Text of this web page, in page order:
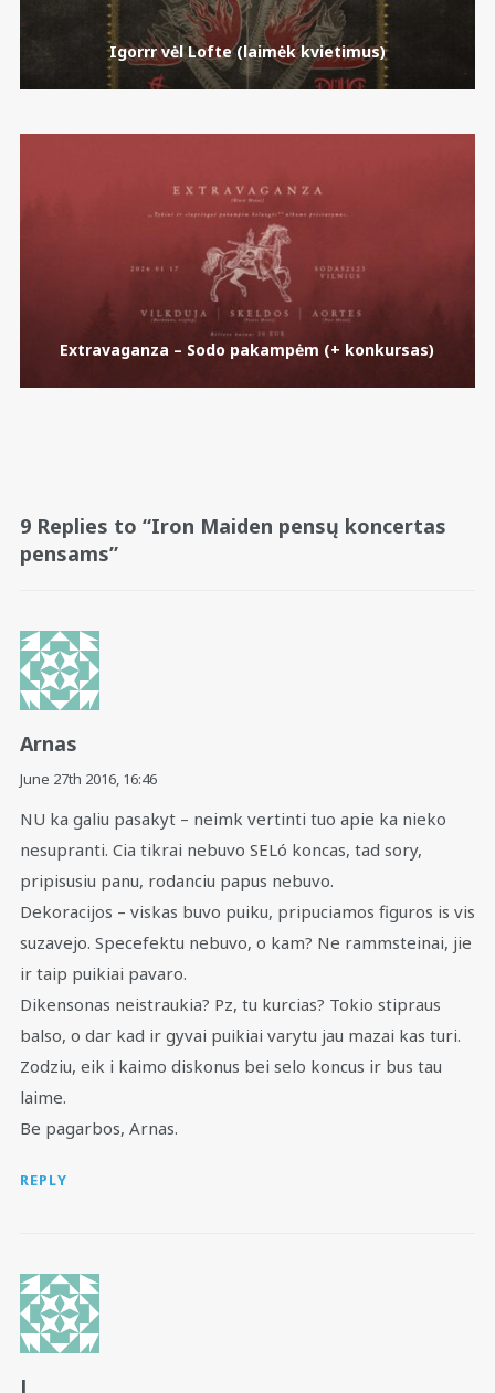
Igorrr vėl Lofte (laimėk kvietimus)
Extravaganza – Sodo pakampėm (+ konkursas)
9 Replies to “Iron Maiden pensų koncertas
pensams”
Arnas
June 27th 2016, 16:46
NU ka galiu pasakyt – neimk vertinti tuo apie ka nieko
nesupranti. Cia tikrai nebuvo SELó koncas, tad sory,
pripisusiu panu, rodanciu papus nebuvo.
Dekoracijos – viskas buvo puiku, pripuciamos figuros is vis
suzavejo. Specefektu nebuvo, o kam? Ne rammsteinai, jie
ir taip puikiai pavaro.
Dikensonas neistraukia? Pz, tu kurcias? Tokio stipraus
balso, o dar kad ir gyvai puikiai varytu jau mazai kas turi.
Zodziu, eik i kaimo diskonus bei selo koncus ir bus tau
laime.
Be pagarbos, Arnas.
REPLY
J